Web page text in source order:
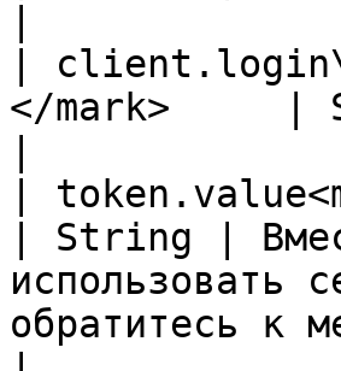
|
</mark>     |
|
| String |
использовать
обратитесь к